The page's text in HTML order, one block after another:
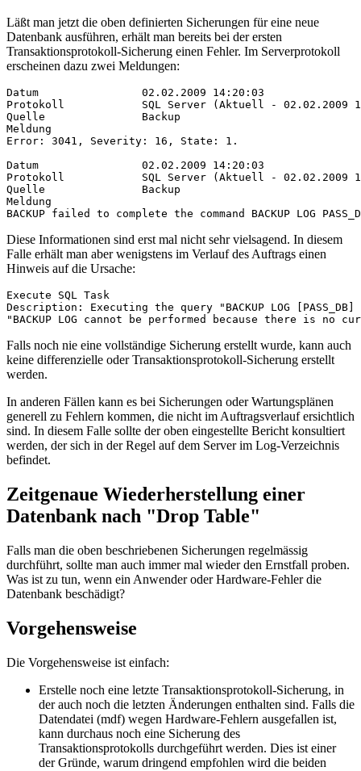
Läßt man jetzt die oben definierten Sicherungen für eine neue
Datenbank ausführen, erhält man bereits bei der ersten
Transaktionsprotokoll-Sicherung einen Fehler. Im Serverprotokoll
erscheinen dazu zwei Meldungen:
Datum                02.02.2009 14:20:03
Protokoll            SQL Server (Aktuell - 02.02.2009
Quelle               Backup
Meldung
Error: 3041, Severity: 16, State: 1.
Datum                02.02.2009 14:20:03
Protokoll            SQL Server (Aktuell - 02.02.2009
Quelle               Backup
Meldung
BACKUP failed to complete the command BACKUP LOG
Diese Informationen sind erst mal nicht sehr vielsagend. In diesem
Falle erhält man aber wenigstens im Verlauf des Auftrags einen
Hinweis auf die Ursache:
Execute SQL Task
Description: Executing the query "BACKUP LOG
"BACKUP LOG cannot be performed because there is no
Falls noch nie eine vollständige Sicherung erstellt wurde, kann auch
keine differenzielle oder Transaktionsprotokoll-Sicherung erstellt
werden.
In anderen Fällen kann es bei Sicherungen oder Wartungsplänen
generell zu Fehlern kommen, die nicht im Auftragsverlauf ersichtlich
sind. In diesem Falle sollte der oben eingestellte Bericht konsultiert
werden, der sich in der Regel auf dem Server im Log-Verzeichnis
befindet.
Zeitgenaue Wiederherstellung einer
Datenbank nach "Drop Table"
Falls man die oben beschriebenen Sicherungen regelmässig
durchführt, sollte man auch immer mal wieder den Ernstfall proben.
Was ist zu tun, wenn ein Anwender oder Hardware-Fehler die
Datenbank beschädigt?
Vorgehensweise
Die Vorgehensweise ist einfach:
Erstelle noch eine letzte Transaktionsprotokoll-Sicherung, in
der auch noch die letzten Änderungen enthalten sind. Falls die
Datendatei (mdf) wegen Hardware-Fehlern ausgefallen ist,
kann durchaus noch eine Sicherung des
Transaktionsprotokolls durchgeführt werden. Dies ist einer
der Gründe, warum dringend empfohlen wird die beiden